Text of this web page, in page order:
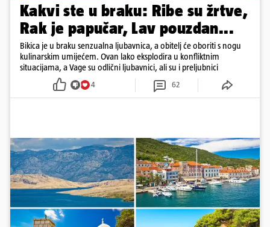
Kakvi ste u braku: Ribe su žrtve,
Rak je papučar, Lav pouzdan...
Bikica je u braku senzualna ljubavnica, a obitelj će oboriti s nogu
kulinarskim umijećem. Ovan lako eksplodira u konfliktnim
situacijama, a Vage su odlični ljubavnici, ali su i preljubnici
4 62